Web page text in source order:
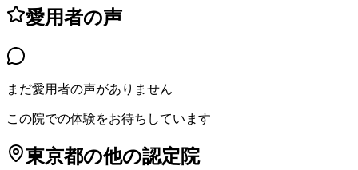
愛用者の声
まだ愛用者の声がありません
この院での体験をお待ちしています
東京都の他の認定院